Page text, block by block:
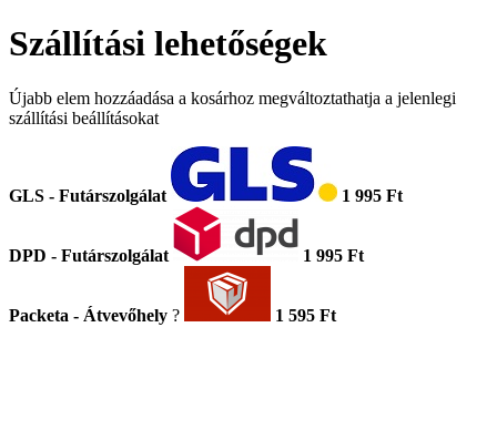
Szállítási lehetőségek
Újabb elem hozzáadása a kosárhoz megváltoztathatja a jelenlegi
szállítási beállításokat
GLS - Futárszolgálat 1 995 Ft
DPD - Futárszolgálat 1 995 Ft
Packeta - Átvevőhely ? 1 595 Ft